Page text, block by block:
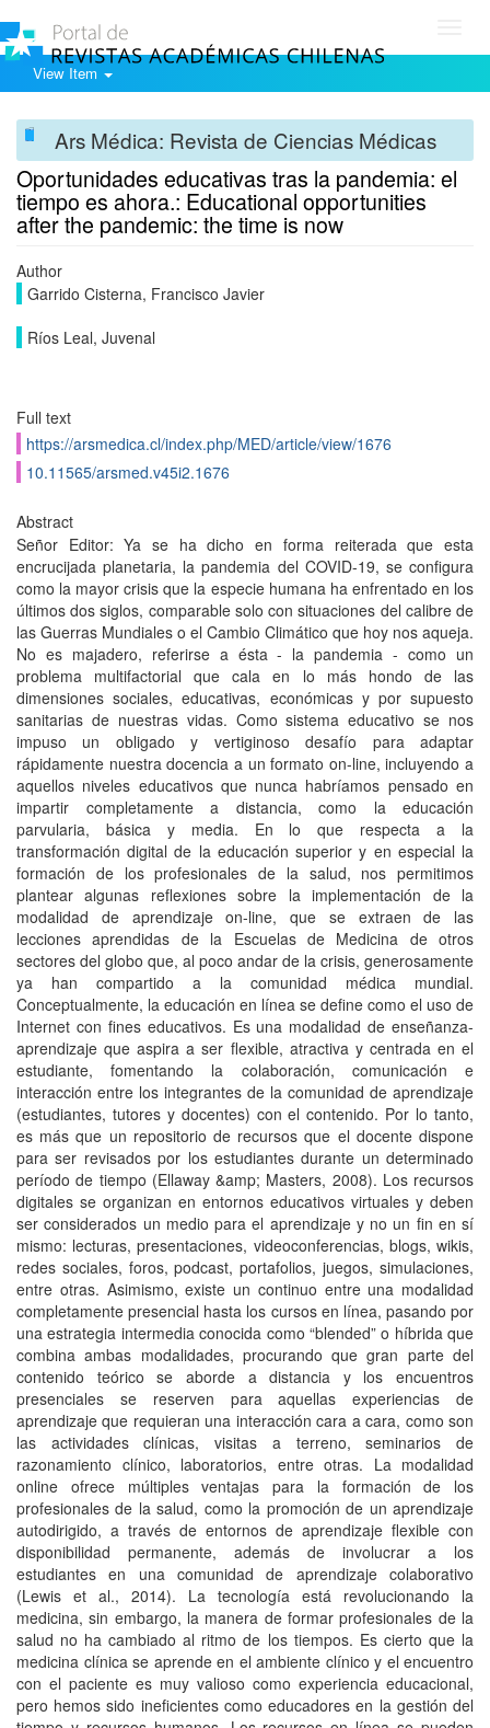
View Item
Ars Médica: Revista de Ciencias Médicas
Oportunidades educativas tras la pandemia: el
tiempo es ahora.: Educational opportunities
after the pandemic: the time is now
Author
Garrido Cisterna, Francisco Javier
Ríos Leal, Juvenal
Full text
https://arsmedica.cl/index.php/MED/article/view/1676
10.11565/arsmed.v45i2.1676
Abstract
Señor Editor: Ya se ha dicho en forma reiterada que esta
encrucijada planetaria, la pandemia del COVID-19, se configura
como la mayor crisis que la especie humana ha enfrentado en los
últimos dos siglos, comparable solo con situaciones del calibre de
las Guerras Mundiales o el Cambio Climático que hoy nos aqueja.
No es majadero, referirse a ésta - la pandemia - como un
problema multifactorial que cala en lo más hondo de las
dimensiones sociales, educativas, económicas y por supuesto
sanitarias de nuestras vidas. Como sistema educativo se nos
impuso un obligado y vertiginoso desafío para adaptar
rápidamente nuestra docencia a un formato on-line, incluyendo a
aquellos niveles educativos que nunca habríamos pensado en
impartir completamente a distancia, como la educación
parvularia, básica y media. En lo que respecta a la
transformación digital de la educación superior y en especial la
formación de los profesionales de la salud, nos permitimos
plantear algunas reflexiones sobre la implementación de la
modalidad de aprendizaje on-line, que se extraen de las
lecciones aprendidas de la Escuelas de Medicina de otros
sectores del globo que, al poco andar de la crisis, generosamente
ya han compartido a la comunidad médica mundial.
Conceptualmente, la educación en línea se define como el uso de
Internet con fines educativos. Es una modalidad de enseñanza-
aprendizaje que aspira a ser flexible, atractiva y centrada en el
estudiante, fomentando la colaboración, comunicación e
interacción entre los integrantes de la comunidad de aprendizaje
(estudiantes, tutores y docentes) con el contenido. Por lo tanto,
es más que un repositorio de recursos que el docente dispone
para ser revisados por los estudiantes durante un determinado
período de tiempo (Ellaway &amp; Masters, 2008). Los recursos
digitales se organizan en entornos educativos virtuales y deben
ser considerados un medio para el aprendizaje y no un fin en sí
mismo: lecturas, presentaciones, videoconferencias, blogs, wikis,
redes sociales, foros, podcast, portafolios, juegos, simulaciones,
entre otras. Asimismo, existe un continuo entre una modalidad
completamente presencial hasta los cursos en línea, pasando por
una estrategia intermedia conocida como “blended” o híbrida que
combina ambas modalidades, procurando que gran parte del
contenido teórico se aborde a distancia y los encuentros
presenciales se reserven para aquellas experiencias de
aprendizaje que requieran una interacción cara a cara, como son
las actividades clínicas, visitas a terreno, seminarios de
razonamiento clínico, laboratorios, entre otras. La modalidad
online ofrece múltiples ventajas para la formación de los
profesionales de la salud, como la promoción de un aprendizaje
autodirigido, a través de entornos de aprendizaje flexible con
disponibilidad permanente, además de involucrar a los
estudiantes en una comunidad de aprendizaje colaborativo
(Lewis et al., 2014). La tecnología está revolucionando la
medicina, sin embargo, la manera de formar profesionales de la
salud no ha cambiado al ritmo de los tiempos. Es cierto que la
medicina clínica se aprende en el ambiente clínico y el encuentro
con el paciente es muy valioso como experiencia educacional,
pero hemos sido ineficientes como educadores en la gestión del